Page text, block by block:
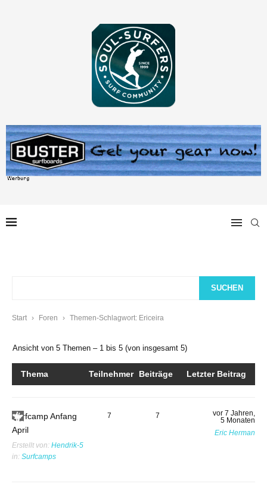
Start › Foren › Themen-Schlagwort: Ericeira
Ansicht von 5 Themen – 1 bis 5 (von insgesamt 5)
Thema Teilnehmer Beiträge Letzter Beitrag
Surfcamp Anfang
April
Erstellt von: Hendrik-5
in: Surfcamps
7 7
vor 7 Jahren,
5 Monaten
Eric Herman